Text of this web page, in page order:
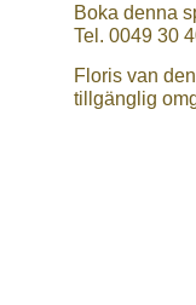
Boka denna
Tel. 0049 30
Floris van
tillgänglig